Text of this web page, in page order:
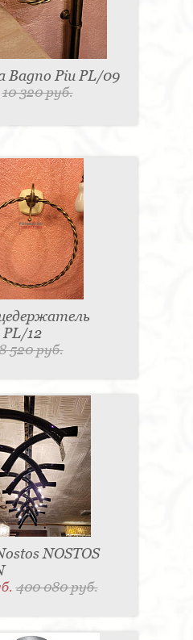
Bagno Piu PL/09
10 320 руб.
PL/12
520 руб.
NOSTOS
400 080 руб.